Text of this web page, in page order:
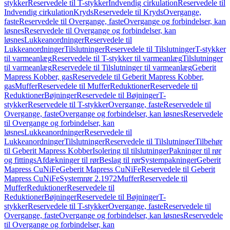
stykkerReservedele til T-stykkerIndvendig cirkulationReservedele til
Indvendig cirkulationKrydsReservedele til KrydsOvergange,
fasteReservedele til Overgange, fasteOvergange og forbindelser, kan
løsnesReservedele til Overgange og forbindelser, kan
løsnesLukkeanordningerReservedele til
LukkeanordningerTilslutningerReservedele til TilslutningerT-stykker
til varmeanlægReservedele til T-stykker til varmeanlægTilslutninger
til varmeanlægReservedele til Tilslutninger til varmeanlægGeberit
Mapress Kobber, gasReservedele til Geberit Mapress Kobber,
gasMufferReservedele til MufferReduktionerReservedele til
ReduktionerBøjningerReservedele til BøjningerT-
stykkerReservedele til T-stykkerOvergange, fasteReservedele til
Overgange, fasteOvergange og forbindelser, kan løsnesReservedele
til Overgange og forbindelser, kan
løsnesLukkeanordningerReservedele til
LukkeanordningerTilslutningerReservedele til TilslutningerTilbehør
til Geberit Mapress KobberIsolering til tilslutningerPakninger til rør
og fittingsAfdækninger til rørBeslag til rørSystempakningerGeberit
Mapress CuNiFeGeberit Mapress CuNiFeReservedele til Geberit
Mapress CuNiFeSystemrør 2.1972MufferReservedele til
MufferReduktionerReservedele til
ReduktionerBøjningerReservedele til BøjningerT-
stykkerReservedele til T-stykkerOvergange, fasteReservedele til
Overgange, fasteOvergange og forbindelser, kan løsnesReservedele
til Overgange og forbindelser, kan